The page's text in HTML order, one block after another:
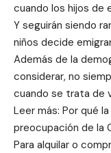
cuando los hijos de
Y seguirán siendo
niños decide
Además de la
considerar, no
cuando se trata de
Leer más: Por qué
preocupación de la
Para alquilar o